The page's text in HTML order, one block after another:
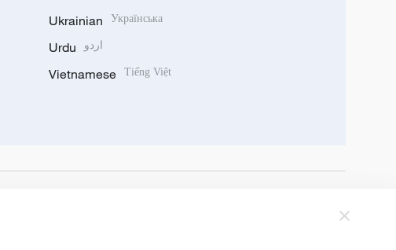
Ukrainian Українська
Urdu اردو
Vietnamese Tiếng Việt